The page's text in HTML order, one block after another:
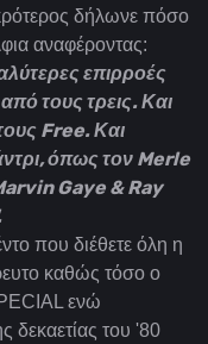
δήλωνε πόσο
αναφέροντας:
επιρροές
τους τρεις. Και
Free. Και
όπως τον Merle
Gaye & Ray
που διέθετε όλη η
καθώς τόσο ο
ενώ
δεκαετίας του '80